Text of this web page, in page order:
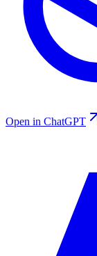
Open in ChatGPT